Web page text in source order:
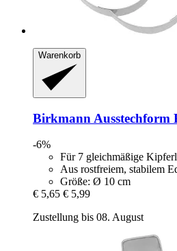
Warenkorb
Birkmann
-6%
Für 7 gleichmäßige Kipferl
Aus rostfreiem, stabilem
Größe: Ø 10 cm
€ 5,65 € 5,99
Zustellung bis 08. August